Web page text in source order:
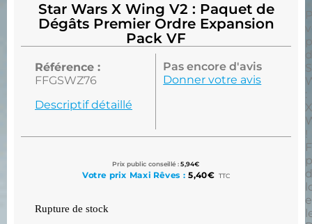
:
!
Star Wars X Wing V2 : Paquet de
Dégâts Premier Ordre Expansion
Pack VF
Référence :
FFGSWZ76
Descriptif détaillé
Pas encore d'avis
Donner votre avis
Prix public conseillé : 5,94€
Votre prix Maxi Rêves : 5,40€ TTC
Rupture de stock